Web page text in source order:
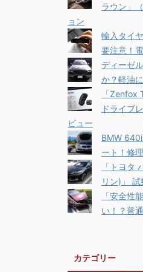
ラウン」
ョン
輸入タイ
要注意！
ディーゼ
か？軽油
「Zenfox
ドライブ
ビュー
BMW
ート！修
「トヨタ
リン)」
「安全性
い！？普
カテゴリー